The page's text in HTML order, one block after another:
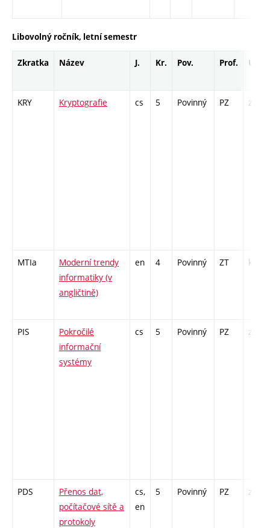
Libovolný ročník, letní semestr
Zkratka Název J. Kr. Pov. Prof. Uk.
KRY Kryptografie cs 5 Povinný PZ zá,zk
MTIa
Moderní trendy
informatiky (v
angličtině)
en 4 Povinný ZT kl
PIS
Pokročilé
informační
systémy
cs 5 Povinný PZ zá,zk
PDS
Přenos dat,
počítačové sítě a
protokoly
cs,
en
5 Povinný PZ zk